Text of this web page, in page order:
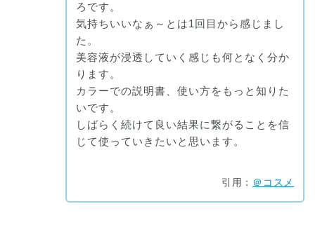
ろです。
気持ちいいなぁ～とは1回目から感じまし
た。
美容液が浸透していく感じも何となく分か
ります。
カラーでの説明書、使い方をもっと知りた
いです。
しばらく続けて良い結果に繋がることを信
じて使っていきたいと思います。
引用： ＠コスメ